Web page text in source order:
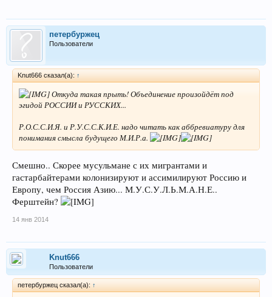
петербуржец
Пользователи
Knut666 сказал(а): ↑
Откуда такая прыть! Объединение произойдёт под
эгидой РОССИИ и РУССКИХ...
Р.О.С.С.И.Я. и Р.У.С.С.К.И.Е. надо читать как аббревиатуру для
понимания смысла будущего М.И.Р.а.
Смешно.. Скорее мусульмане с их мигрантами и
гастарбайтерами колонизируют и ассимилируют Россию и
Европу, чем Россия Азию... М.У.С.У.Л.Ь.М.А.Н.Е..
Ферштейн?
14 янв 2014
Knut666
Пользователи
петербуржец сказал(а): ↑